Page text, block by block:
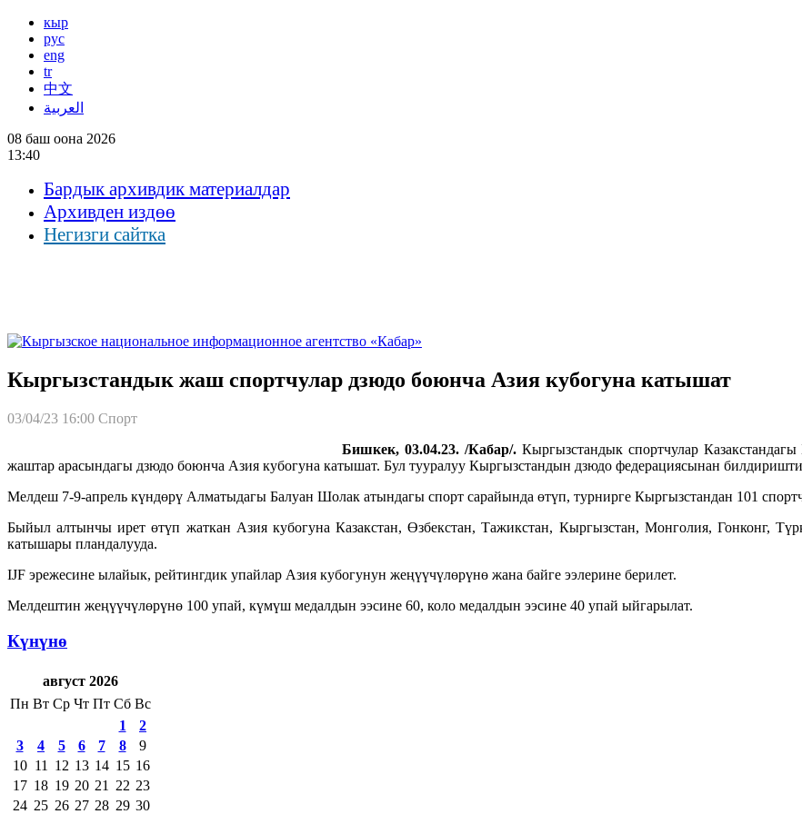
кыр
рус
eng
tr
中文
العربية
08 баш оона 2026
13:40
Бардык архивдик материалдар
Архивден издөө
Негизги сайтка
Кыргызстандык жаш спортчулар дзюдо боюнча Азия кубогуна катышат
03/04/23 16:00 Спорт
Бишкек, 03.04.23. /Кабар/. Кыргызстандык спортчулар
жаштар арасындагы дзюдо боюнча Азия кубогуна катышат. Бул тууралуу Кыргызстандын дзюдо федерациясынан
Мелдеш 7-9-апрель күндөрү Алматыдагы Балуан Шолак атындагы спорт сарайында өтүп, турнирге Кыргызстандан 101
Быйыл алтынчы ирет өтүп жаткан Азия кубогуна Казакстан, Өзбекстан, Тажикстан, Кыргызстан, Монголия, Гонконг,
катышары пландалууда.
IJF эрежесине ылайык, рейтингдик упайлар Азия кубогунун жеңүүчүлөрүнө жана байге ээлерине берилет.
Мелдештин жеңүүчүлөрүнө 100 упай, күмүш медалдын ээсине 60, коло медалдын ээсине 40 упай ыйгарылат.
Күнүнө
август 2026
Пн Вт Ср Чт Пт Сб Вс
1
2
3
4 5 6 7 8
9
10 11 12 13 14 15 16
17 18 19 20 21 22 23
24 25 26 27 28 29 30